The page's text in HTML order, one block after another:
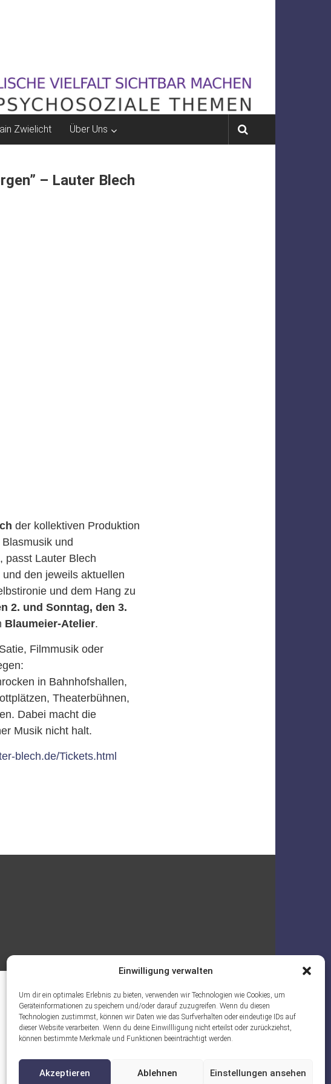
Einwilligung verwalten
Um dir ein optimales Erlebnis zu bieten, verwenden wir Technologien wie Cookies, um
Geräteinformationen zu speichern und/oder darauf zuzugreifen. Wenn du diesen
Technologien zustimmst, können wir Daten wie das Surfverhalten oder eindeutige IDs auf
dieser Website verarbeiten. Wenn du deine Einwillligung nicht erteilst oder zurückziehst,
können bestimmte Merkmale und Funktionen beeinträchtigt werden.
Akzeptieren Ablehnen Einstellungen ansehen
Zwielicht Über Uns
– Lauter Blech
der kollektiven Produktion
und
passt Lauter Blech
den jeweils aktuellen
und dem Hang zu
2. und Sonntag, den 3.
Blaumeier-Atelier.
Filmmusik oder
in Bahnhofshallen,
Theaterbühnen,
Dabei macht die
Musik nicht halt.
blech.de/Tickets.html